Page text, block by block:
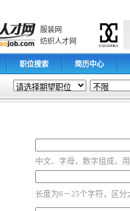
服装网
纺织人才网
职位搜索 简历中心
中文、字母，数字组成，
长度为6－25个字符，区